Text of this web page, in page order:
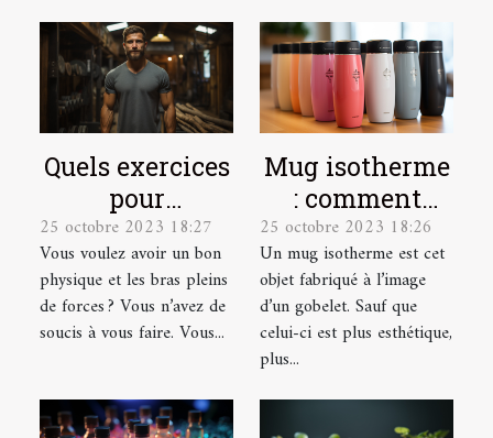
Quels exercices
pour
développer ses
muscles ?
25 octobre 2023 18:27
Vous voulez avoir un bon
physique et les bras pleins
de forces ? Vous n’avez de
soucis à vous faire. Vous...
Mug isotherme
: comment
trouver un
modèle de
qualité ?
25 octobre 2023 18:26
Un mug isotherme est cet
objet fabriqué à l’image
d’un gobelet. Sauf que
celui-ci est plus esthétique,
plus...